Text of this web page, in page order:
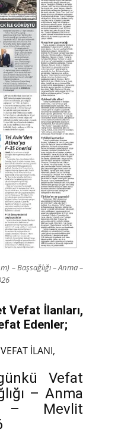
– Başsağlığı – Anma –
Vefat İlanları,
Edenler;
İLANI,
Vefat
– Anma
– Mevlit